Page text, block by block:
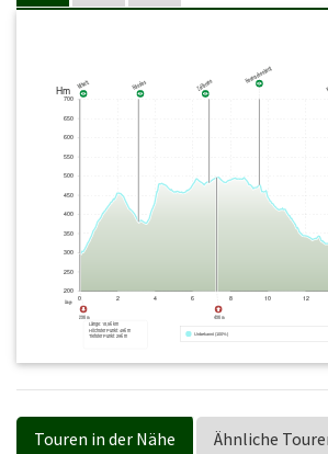
Touren in der Nähe Ähnliche